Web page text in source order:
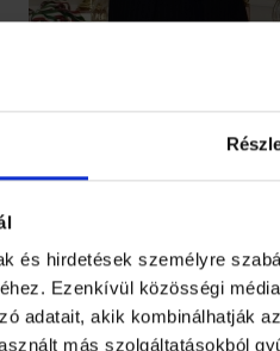
és hirdetések személyre
Ezenkívül közösségi
adatait, akik kombinálhatják
más szolgáltatásokból
is itt rendezik, ezeket
élménye marad a
Akadémia új stadionja, a
19.00 órakor a